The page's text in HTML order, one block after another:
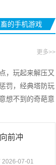
的手机游戏
更多>>
，玩起来解压又
罚，经典塔防玩
想不到的奇葩意
前冲
2026-07-01